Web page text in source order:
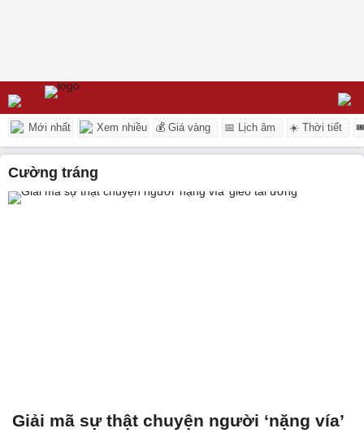
Mới nhất Xem nhiều 💰 Giá vàng 📅 Lịch âm ☀️ Thời tiết
cường tráng
Giải mã sự thật chuyện người ‘nặng vía’